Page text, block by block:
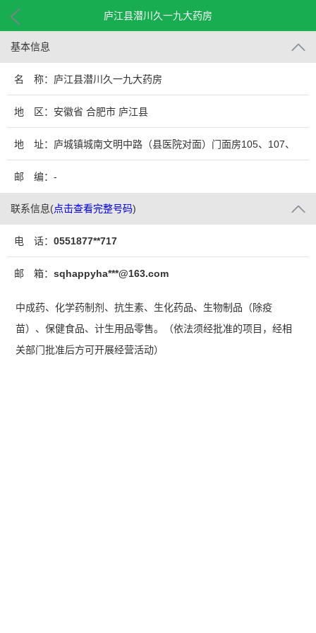
庐江县潜川久一九大药房
基本信息
名 称：庐江县潜川久一九大药房
地 区：安徽省 合肥市 庐江县
地 址：庐城镇城南文明中路（县医院对面）门面房105、107、
109号
邮 编：-
联系信息(点击查看完整号码)
电 话： 0551877**717
邮 箱： sqhappyha***@163.com
中成药、化学药制剂、抗生素、生化药品、生物制品（除疫
苗）、保健食品、计生用品零售。（依法须经批准的项目，经相
关部门批准后方可开展经营活动）